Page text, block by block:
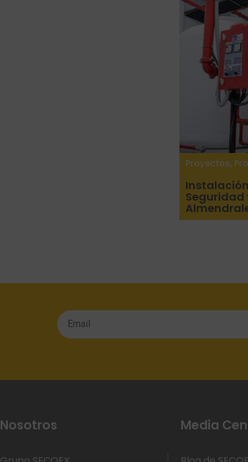
Proyectos,
Seguridad
Nosotros Media